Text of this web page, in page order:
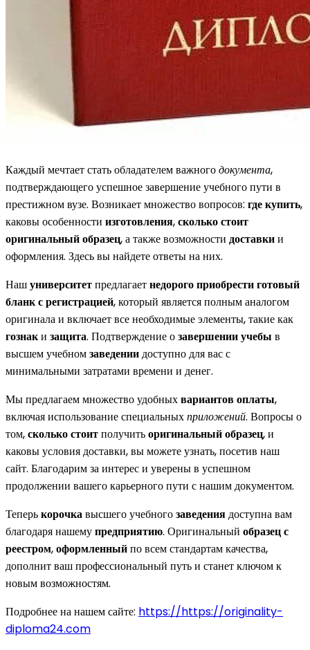
Каждый мечтает стать обладателем важногодокумента,
подтверждающего успешное завершение учебного пути в
престижном вузе. Возникает множество вопросов: где купить,
каковы особенности изготовления,сколько стоит
оригинальныйобразец, а также возможности доставкии
оформления. Здесь вы найдете ответы на них.
Нашуниверситетпредлагаетнедорогоприобрестиготовый
бланкс регистрацией, который является полным аналогом
оригинала и включает все необходимые элементы, такие как
гознаки защита. Подтверждение озавершении учебы в
высшем учебномзаведениидоступно для вас с
минимальными затратами времени и денег.
Мы предлагаем множество удобныхвариантов оплаты,
включая использование специальныхприложений. Вопросы о
том,сколько стоитполучитьоригинальныйобразец, и
каковы условия доставки, вы можете узнать, посетив наш
сайт. Благодарим за интерес и уверены в успешном
продолжении вашего карьерного пути с нашим документом.
Теперькорочкавысшего учебногозаведениядоступна вам
благодаря нашемупредприятию. Оригинальный образецс
реестром,оформленныйпо всем стандартам качества,
дополнит ваш профессиональный путь и станет ключом к
новым возможностям.
Подробнее на нашем сайте: https://https://originality-
diploma24.com